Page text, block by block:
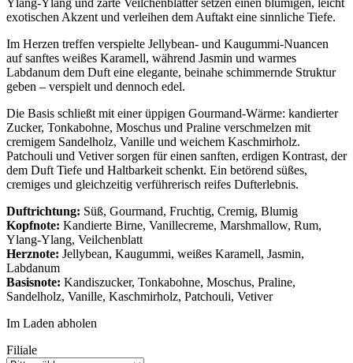
exotischen Akzent und verleihen dem Auftakt eine sinnliche Tiefe.
Im Herzen treffen verspielte Jellybean- und Kaugummi-Nuancen
auf sanftes weißes Karamell, während Jasmin und warmes
Labdanum dem Duft eine elegante, beinahe schimmernde Struktur
geben – verspielt und dennoch edel.
Die Basis schließt mit einer üppigen Gourmand-Wärme: kandierter
Zucker, Tonkabohne, Moschus und Praline verschmelzen mit
cremigem Sandelholz, Vanille und weichem Kaschmirholz.
Patchouli und Vetiver sorgen für einen sanften, erdigen Kontrast, der
dem Duft Tiefe und Haltbarkeit schenkt. Ein betörend süßes,
cremiges und gleichzeitig verführerisch reifes Dufterlebnis.
Duftrichtung: Süß, Gourmand, Fruchtig, Cremig, Blumig
Kopfnote: Kandierte Birne, Vanillecreme, Marshmallow, Rum,
Ylang-Ylang, Veilchenblatt
Herznote: Jellybean, Kaugummi, weißes Karamell, Jasmin,
Labdanum
Basisnote: Kandiszucker, Tonkabohne, Moschus, Praline,
Sandelholz, Vanille, Kaschmirholz, Patchouli, Vetiver
Im Laden abholen
Filiale